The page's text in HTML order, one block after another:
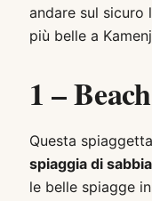
andare sul sicuro
più belle a
1 –
Questa
spiaggia di sabbia
le belle spiagge